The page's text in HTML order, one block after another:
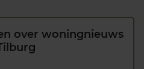
over woningnieuws